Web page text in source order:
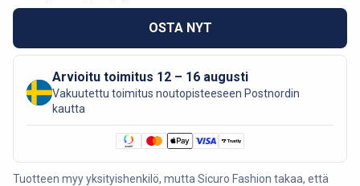
OSTA NYT
Arvioitu toimitus 12 – 16 augusti
Vakuutettu toimitus noutopisteeseen Postnordin
kautta
Tuotteen myy yksityishenkilö, mutta Sicuro Fashion takaa, että